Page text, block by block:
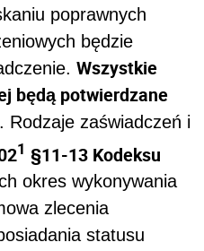
poprawnych
będzie
Wszystkie
będą potwierdzane
. Rodzaje zaświadczeń i
1 §11-13 Kodeksu
okres wykonywania
zlecenia
statusu